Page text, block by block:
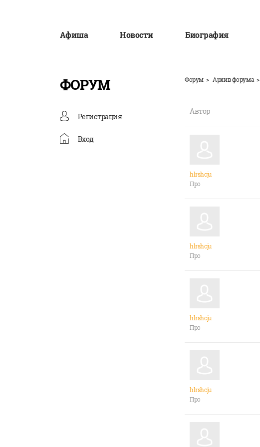
Афиша Новости Биография
ФОРУМ
Регистрация
Вход
Форум Архив форума
Автор
hlrshcju
Про
hlrshcju
Про
hlrshcju
Про
hlrshcju
Про